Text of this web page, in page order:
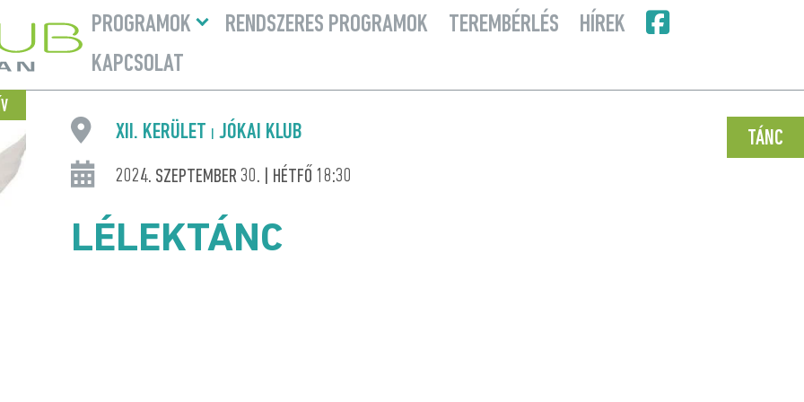
PROGRAMOK
Menü
lenyitásaRENDSZERES PROGRAMOK TEREMBÉRLÉS
HÍREK
KAPCSOLAT
TÁNC
XII. KERÜLET JÓKAI KLUB
2024. SZEPTEMBER 30. | HÉTFŐ 18:30
LÉLEKTÁNC